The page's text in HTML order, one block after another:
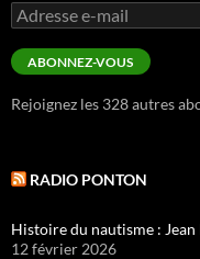
Adresse
e-
mail
ABONNEZ-VOUS
Rejoignez les 328 autres
RADIO PONTON
Histoire du nautisme :
12 février 2026